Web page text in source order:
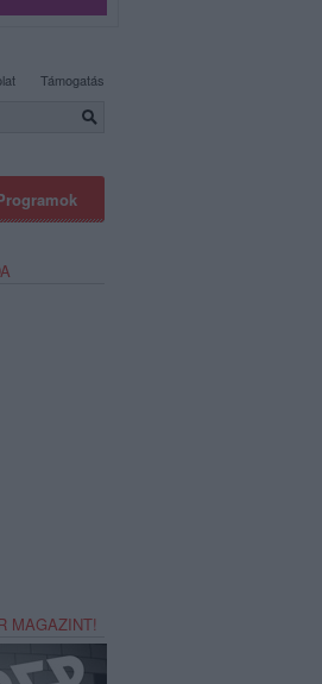
Támogatás
MAGAZINT!